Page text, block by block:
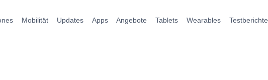
Mobilität Updates Apps Angebote Tablets Wearables Testberichte